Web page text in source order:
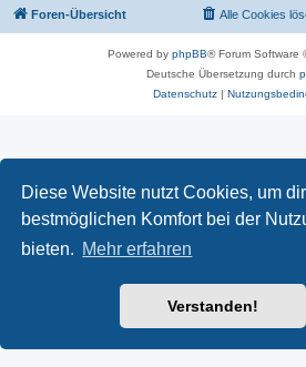
Diese Website nutzt Cookies, um
bestmöglichen Komfort bei der
bieten. Mehr erfahren
Verstanden!
Foren-Übersicht Alle Cookies
Powered by phpBB® Forum Software
Deutsche Übersetzung durch
Datenschutz|